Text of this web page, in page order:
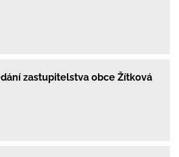
zastupitelstva obce Žítková